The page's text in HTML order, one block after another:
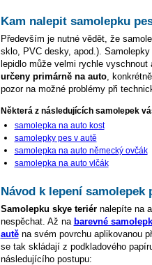
Kam nalepit samolepku
Především je nutné vědět, že
sklo, PVC desky, apod.).
lepidlo může velmi rychle
určeny primárně na auto,
pozor na možné problémy při
Některá z následujících samolepek
samolepka na auto kost
samolepky pes v autě
samolepka na auto německý ovčák
samolepka na auto vlčák
Návod k lepení samolepek
Samolepku skye teriérnalepíte na
nespěchat. Až na barevné
autěna svém povrchu aplikovanou
se tak skládají z podkladového
následujícího postupu: